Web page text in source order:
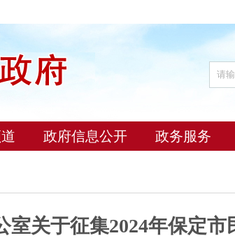
政府信息公开 政务服务
室关于征集2024年保定